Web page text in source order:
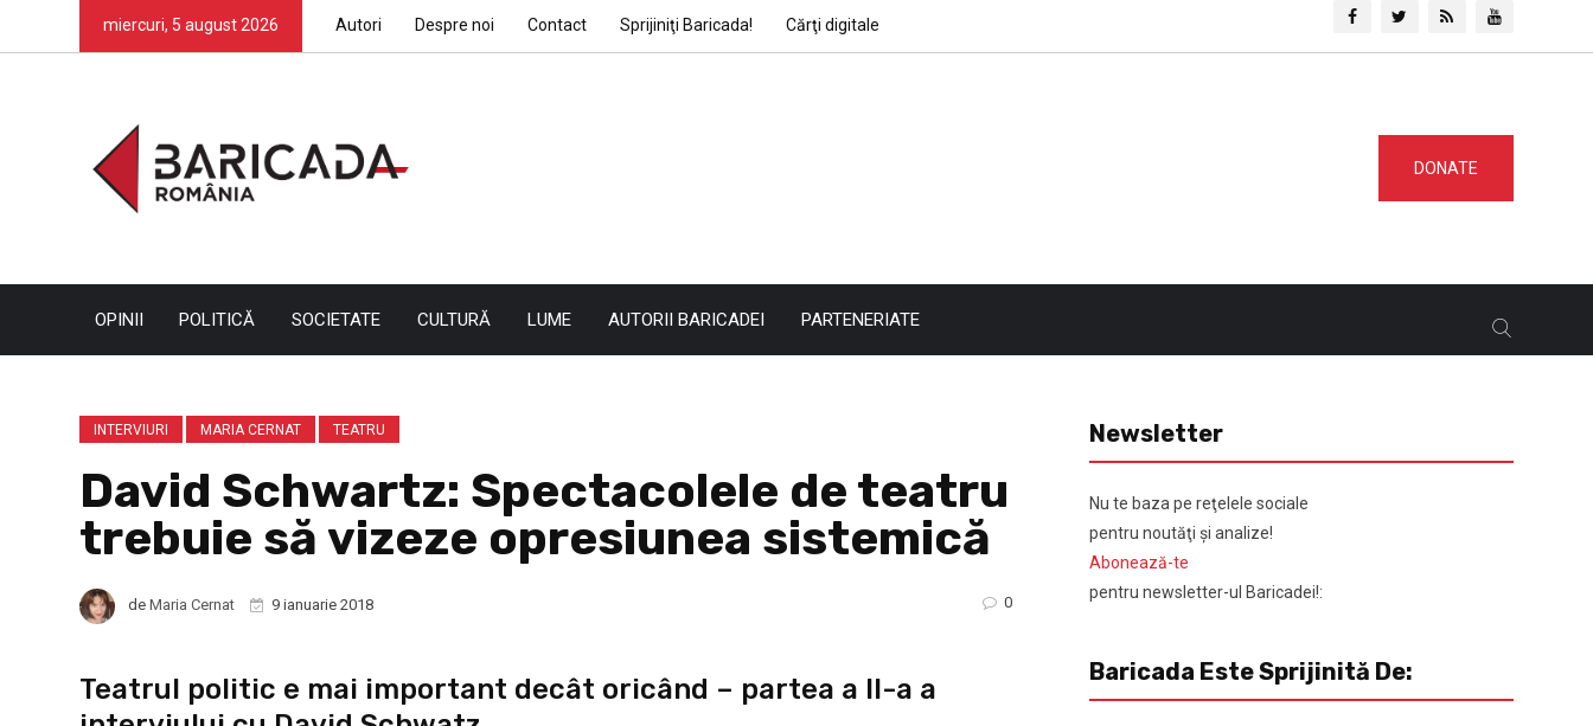
miercuri, 5 august 2026 Autori Despre noi Contact Sprijiniţi Baricada! Cărţi digitale
DONATE
OPINII POLITICĂ SOCIETATE CULTURĂ LUME AUTORII BARICADEI PARTENERIATE
INTERVIURI MARIA CERNAT TEATRU
David Schwartz: Spectacolele de teatru
trebuie să vizeze opresiunea sistemică
de Maria Cernat 9 ianuarie 2018 0
Teatrul politic e mai important decât oricând – partea a II-a a
Newsletter
Nu te baza pe reţelele sociale
pentru noutăţi şi analize!
Abonează-te
pentru newsletter-ul Baricadei!:
Baricada Este Sprijinită De: